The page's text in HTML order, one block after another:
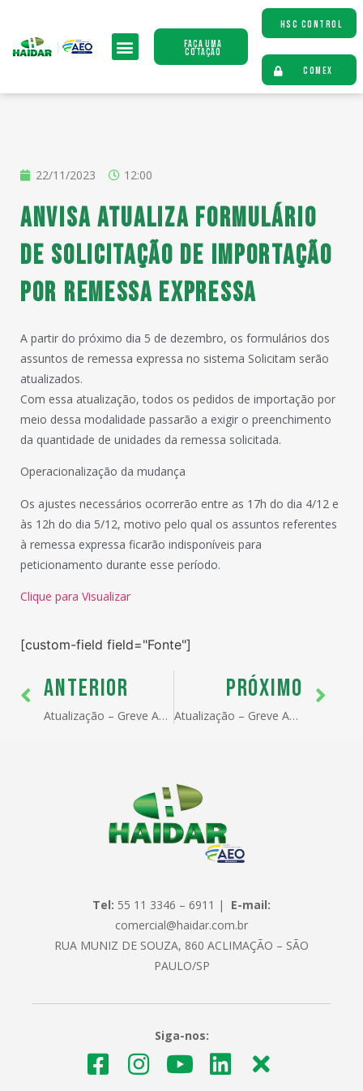
Faça uma
Cotação
HSC CONTROL
COMEX
22/11/2023 12:00
ANVISA atualiza formulário
de solicitação de importação
por remessa expressa
A partir do próximo dia 5 de dezembro, os formulários dos
assuntos de remessa expressa no sistema Solicitam serão
atualizados.
Com essa atualização, todos os pedidos de importação por
meio dessa modalidade passarão a exigir o preenchimento
da quantidade de unidades da remessa solicitada.
Operacionalização da mudança
Os ajustes necessários ocorrerão entre as 17h do dia 4/12 e
às 12h do dia 5/12, motivo pelo qual os assuntos referentes
à remessa expressa ficarão indisponíveis para
peticionamento durante esse período.
Clique para Visualizar
[custom-field field="Fonte"]
ANTERIOR
Atualização – Greve Auditores Fiscais RFB – 21/11/2023
PRÓXIMO
Atualização – Greve Auditores Fiscais RFB – 22/11/2023
Tel: 55 11 3346 – 6911 | E-mail:
comercial@haidar.com.br
RUA MUNIZ DE SOUZA, 860 ACLIMAÇÃO – SÃO
PAULO/SP
Siga-nos: